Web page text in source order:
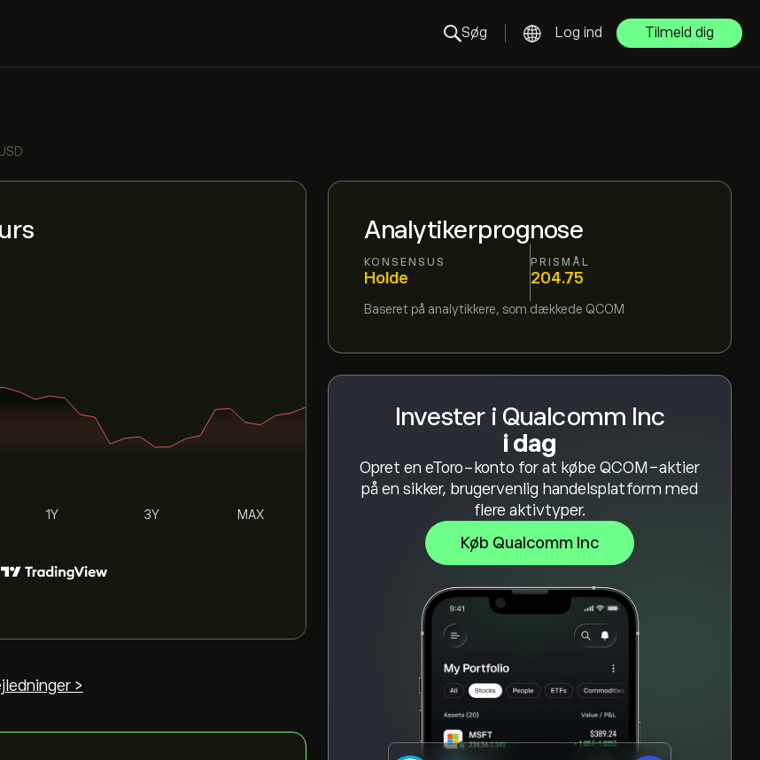
Søg Log ind Tilmeld dig
Analytikerprognose
KONSENSUS
Holde
PRISMÅL
204.75
Baseret på analytikkere, som dækkede QCOM
Invester i Qualcomm Inc
i dag
Opret en eToro-konto for at købe QCOM-aktier
på en sikker, brugervenlig handelsplatform med
flere aktivtyper.
Køb Qualcomm Inc
1Y 3Y MAX
>